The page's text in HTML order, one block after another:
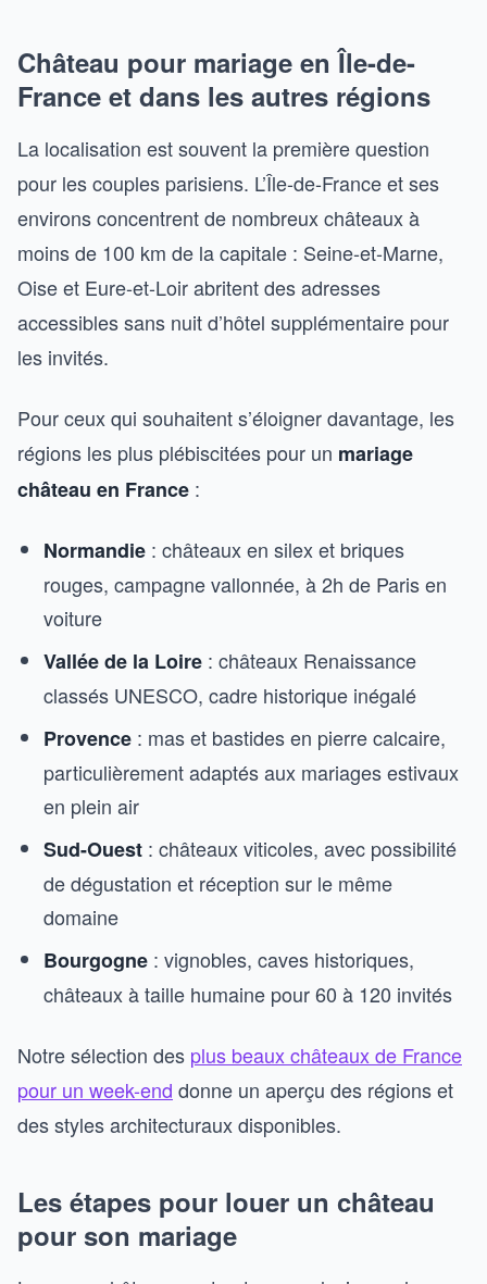
Château pour mariage en Île-de-
France et dans les autres régions
La localisation est souvent la première question
pour les couples parisiens. L’Île-de-France et ses
environs concentrent de nombreux châteaux à
moins de 100 km de la capitale : Seine-et-Marne,
Oise et Eure-et-Loir abritent des adresses
accessibles sans nuit d’hôtel supplémentaire pour
les invités.
Pour ceux qui souhaitent s’éloigner davantage, les
régions les plus plébiscitées pour un mariage
château en France :
Normandie : châteaux en silex et briques
rouges, campagne vallonnée, à 2h de Paris en
voiture
Vallée de la Loire : châteaux Renaissance
classés UNESCO, cadre historique inégalé
Provence : mas et bastides en pierre calcaire,
particulièrement adaptés aux mariages estivaux
en plein air
Sud-Ouest : châteaux viticoles, avec possibilité
de dégustation et réception sur le même
domaine
Bourgogne : vignobles, caves historiques,
châteaux à taille humaine pour 60 à 120 invités
Notre sélection des plus beaux châteaux de France
pour un week-end donne un aperçu des régions et
des styles architecturaux disponibles.
Les étapes pour louer un château
pour son mariage